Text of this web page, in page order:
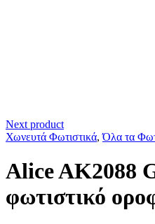
Next product
Χωνευτά Φωτιστικά,Όλα τα
Alice AK2088
φωτιστικό